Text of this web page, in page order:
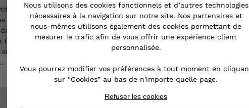
fleuri
grands
et
L’hiver est de retour et on commence à
grelotter sous son trench ! Il est temps de
remiser au placard ses vêtements de mi-
saison et de sortir l’artillerie lourde pour
affronter le froid ! Mais pas question de
VOIR L'ARTICLE
Nous utilisons des cookies fonctionnels et d’autres technologies
nécessaires à la navigation sur notre site. Nos partenaires et
nous-mêmes utilisons également des cookies permettant de
mesurer le trafic afin de vous offrir une expérience client
personnalisée.
Vous pourrez modifier vos préférences à tout moment en
sur “Cookies” au bas de n'importe quelle page.
Refuser les cookies